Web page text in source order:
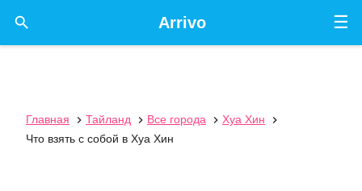
☰
Arrivo

Главная  Тайланд  Все города  Хуа Хин

Что взять с собой в Хуа Хин